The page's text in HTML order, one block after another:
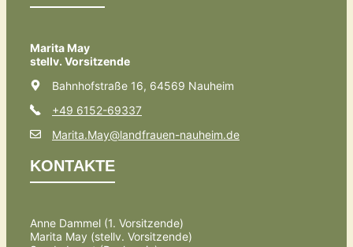
Marita May
stellv. Vorsitzende
Bahnhofstraße 16, 64569 Nauheim
+49 6152-69337
Marita.May@landfrauen-nauheim.de
KONTAKTE
Anne Dammel (1. Vorsitzende)
Marita May (stellv. Vorsitzende)